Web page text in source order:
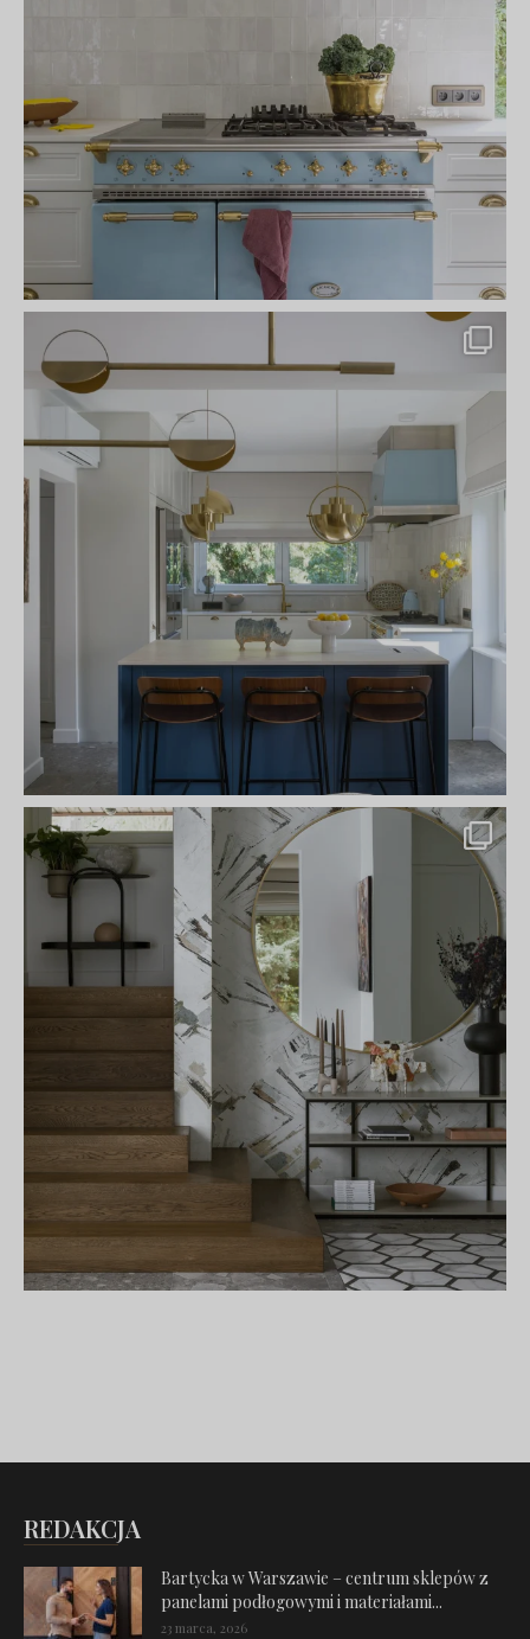
REDAKCJA
Bartycka w Warszawie – centrum sklepów z
panelami podłogowymi i materiałami...
23 marca, 2026